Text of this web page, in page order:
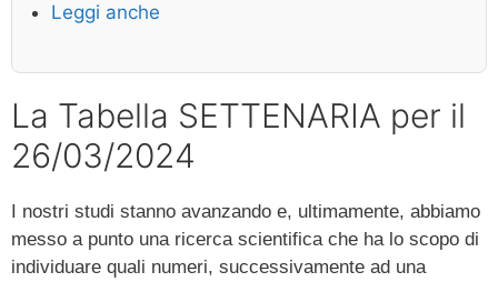
Leggi anche
La Tabella SETTENARIA per il
26/03/2024
I nostri studi stanno avanzando e, ultimamente, abbiamo
messo a punto una ricerca scientifica che ha lo scopo di
individuare quali numeri, successivamente ad una